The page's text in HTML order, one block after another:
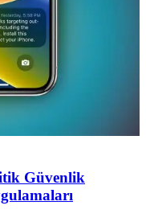
Güvenlik